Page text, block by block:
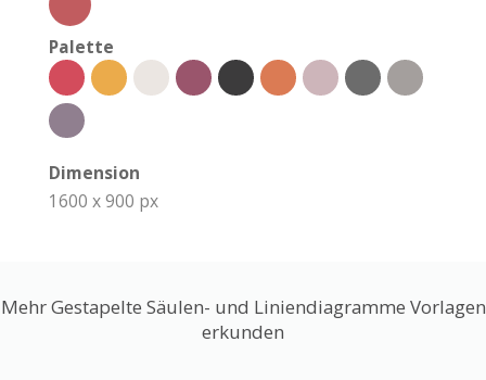
Palette
Dimension
1600 x 900 px
Mehr Gestapelte Säulen- und Liniendiagramme Vorlagen
erkunden